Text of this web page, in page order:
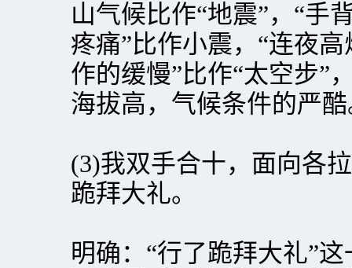
山气候比作“地震”，“手
疼痛”比作小震，“连夜
作的缓慢”比作“太空步”
海拔高，气候条件的严
(3)我双手合十，面向各
跪拜大礼。
明确：“行了跪拜大礼”